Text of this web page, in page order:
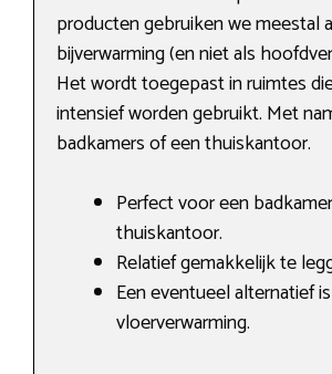
producten gebruiken we meestal
bijverwarming (en niet als
Het wordt toegepast in ruimtes
intensief worden gebruikt. Met
badkamers of een thuiskantoor.
Perfect voor een
thuiskantoor.
Relatief gemakkelijk te
Een eventueel alternatief
vloerverwarming.